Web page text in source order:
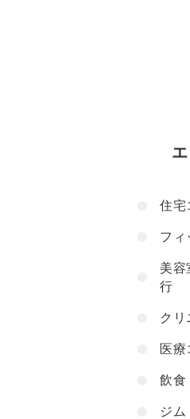
住宅
フィ
美容
行
ク
医
飲食
ジム